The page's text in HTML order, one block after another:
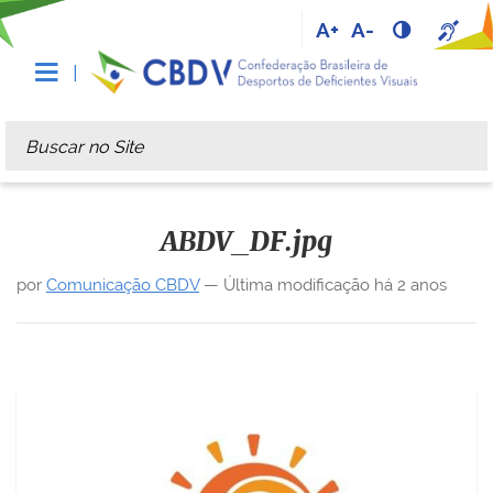
A+ A-
Busca
Busca Avançada…
ABDV_DF.jpg
por Comunicação CBDV— Última modificação há 2 anos